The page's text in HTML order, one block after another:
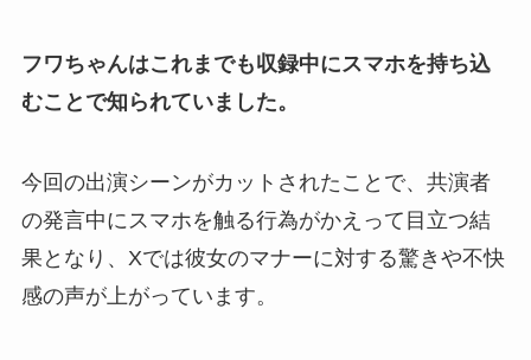
フワちゃんはこれまでも収録中にスマホを持ち込
むことで知られていました。
今回の出演シーンがカットされたことで、共演者
の発言中にスマホを触る行為がかえって目立つ結
果となり、Xでは彼女のマナーに対する驚きや不快
感の声が上がっています。